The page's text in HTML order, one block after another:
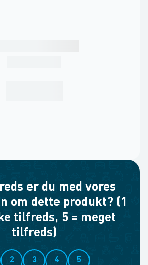
er du med vores
om dette produkt? (1
tilfreds, 5 = meget
tilfreds)
2 3 4 5